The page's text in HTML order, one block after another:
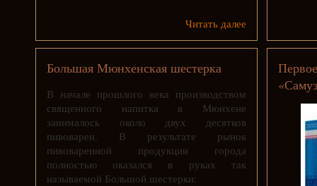
Читать далее
Большая Мюнхенская шестерка
В начале прошлого века производством
священного напитка в Мюнхене
занималось около двух десятков
пивоварен. В результате рынок
пивоваренной продукции города
полностью оказался в руках так
называемой Большой шестерки: